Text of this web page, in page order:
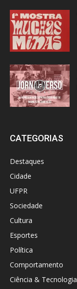
CATEGORIAS
Destaques
Cidade
UFPR
Sociedade
Cultura
Esportes
Política
Comportamento
Ciência & Tecnologia